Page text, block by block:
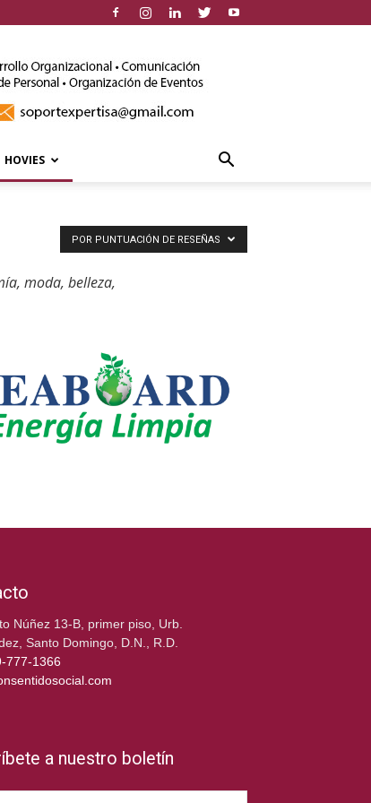
HOVIES
moda, belleza,
POR PUNTUACIÓN DE RESEÑAS
Núñez 13-B, primer piso, Urb.
Santo Domingo, D.N., R.D.
777-1366
a nuestro boletín